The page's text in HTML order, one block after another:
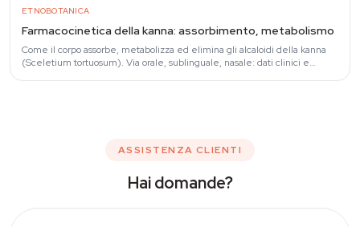
ETNOBOTANICA
Farmacocinetica della kanna: assorbimento, metabolismo
Come il corpo assorbe, metabolizza ed elimina gli alcaloidi della kanna
(Sceletium tortuosum). Via orale, sublinguale, nasale: dati clinici e
ASSISTENZA CLIENTI
Hai domande?